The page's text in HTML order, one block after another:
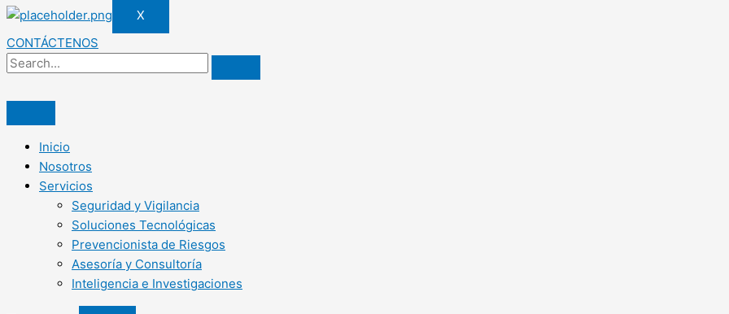
X
CONTÁCTENOS
Inicio
Nosotros
Servicios
Seguridad y Vigilancia
Soluciones Tecnológicas
Prevencionista de Riesgos
Asesoría y Consultoría
Inteligencia e Investigaciones